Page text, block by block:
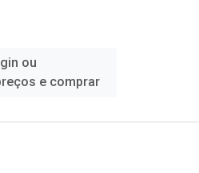
ou
e comprar